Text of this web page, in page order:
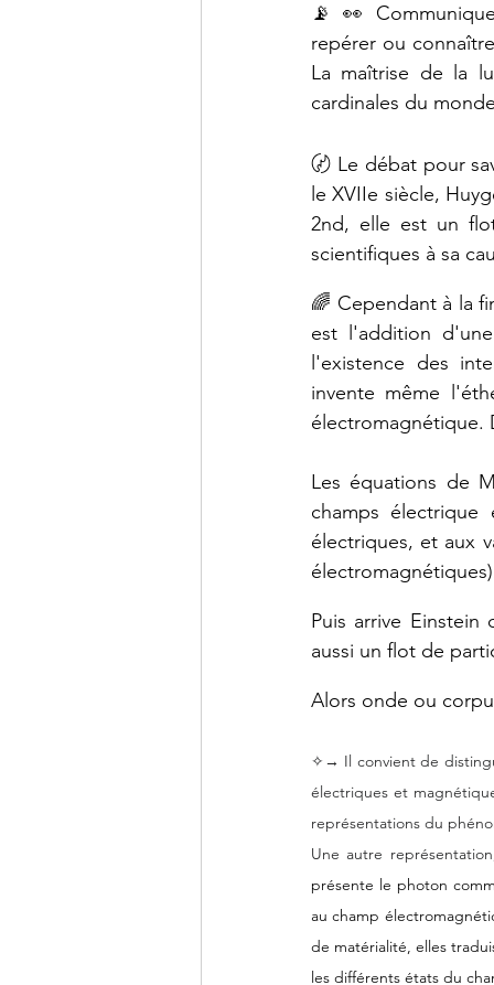
📡 👀
repérer ou
La maîtrise de la
cardinales du
〄 Le débat pour
le XVIIe siècle,
2nd, elle est un
scientifiques à sa
🌈 Cependant à la
est l'addition
l'existence des
invente même
électromagnétique.
Les équations de
champs
électriques, et aux
Puis arrive Einstein
aussi un flot de
Alors onde ou
✧→ Il convient de
électriques et
représentations du
Une autre
présente le photon
au champ
de matérialité, elles
les différents états du